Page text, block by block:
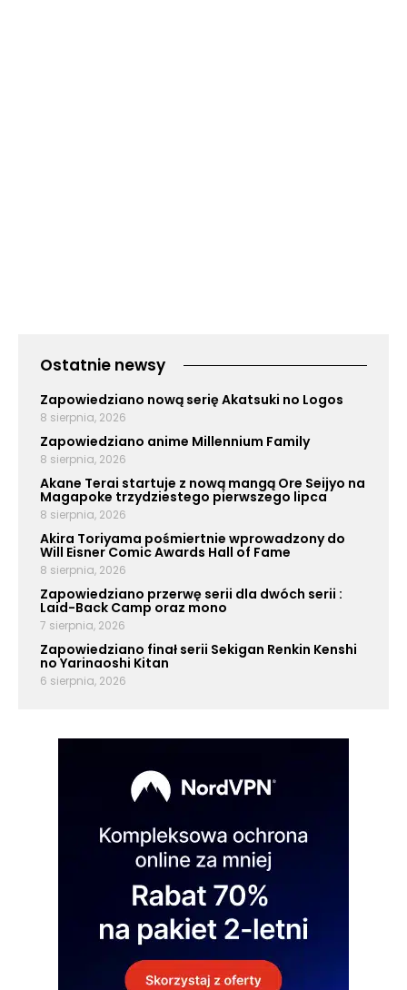
Ostatnie newsy
Zapowiedziano nową serię Akatsuki no Logos
8 sierpnia, 2026
Zapowiedziano anime Millennium Family
8 sierpnia, 2026
Akane Terai startuje z nową mangą Ore Seijyo na
Magapoke trzydziestego pierwszego lipca
8 sierpnia, 2026
Akira Toriyama pośmiertnie wprowadzony do
Will Eisner Comic Awards Hall of Fame
8 sierpnia, 2026
Zapowiedziano przerwę serii dla dwóch serii :
Laid-Back Camp oraz mono
7 sierpnia, 2026
Zapowiedziano finał serii Sekigan Renkin Kenshi
no Yarinaoshi Kitan
6 sierpnia, 2026